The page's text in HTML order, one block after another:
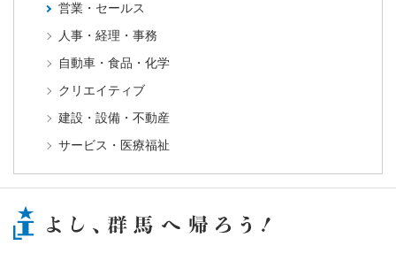
営業・セールス
人事・経理・事務
自動車・食品・化学
クリエイティブ
建設・設備・不動産
サービス・医療福祉